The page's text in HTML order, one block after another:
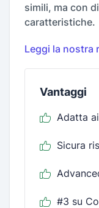
simili, ma con
caratteristiche.
Leggi la nostra
Vantaggi
Adatta
Sicura
#3 su